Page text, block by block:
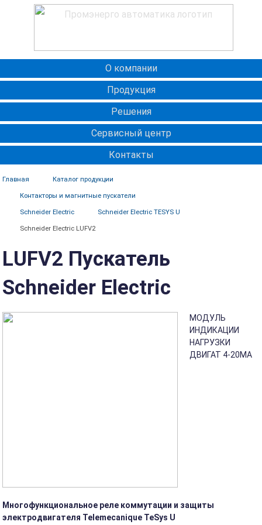
О компании
Продукция
Решения
Сервисный центр
Контакты
Главная Каталог продукции
Контакторы и магнитные пускатели
Schneider Electric Schneider Electric TESYS U
Schneider Electric LUFV2
LUFV2 Пускатель
Schneider Electric
МОДУЛЬ
ИНДИКАЦИИ
НАГРУЗКИ
ДВИГАТ 4-20MA
Многофункциональное реле коммутации и защиты
электродвигателя Telemecanique TeSys U